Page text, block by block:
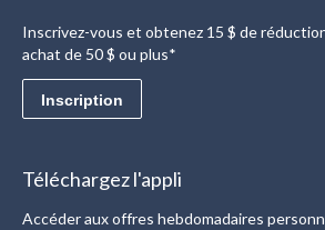
Inscrivez-vous et obtenez 15 $ de
achat de 50 $ ou plus*
Inscription
Téléchargez l'appli
Accéder aux offres hebdomadaires